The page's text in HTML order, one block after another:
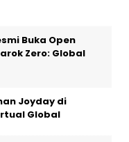
Buka Open
Zero: Global
Joyday di
Global